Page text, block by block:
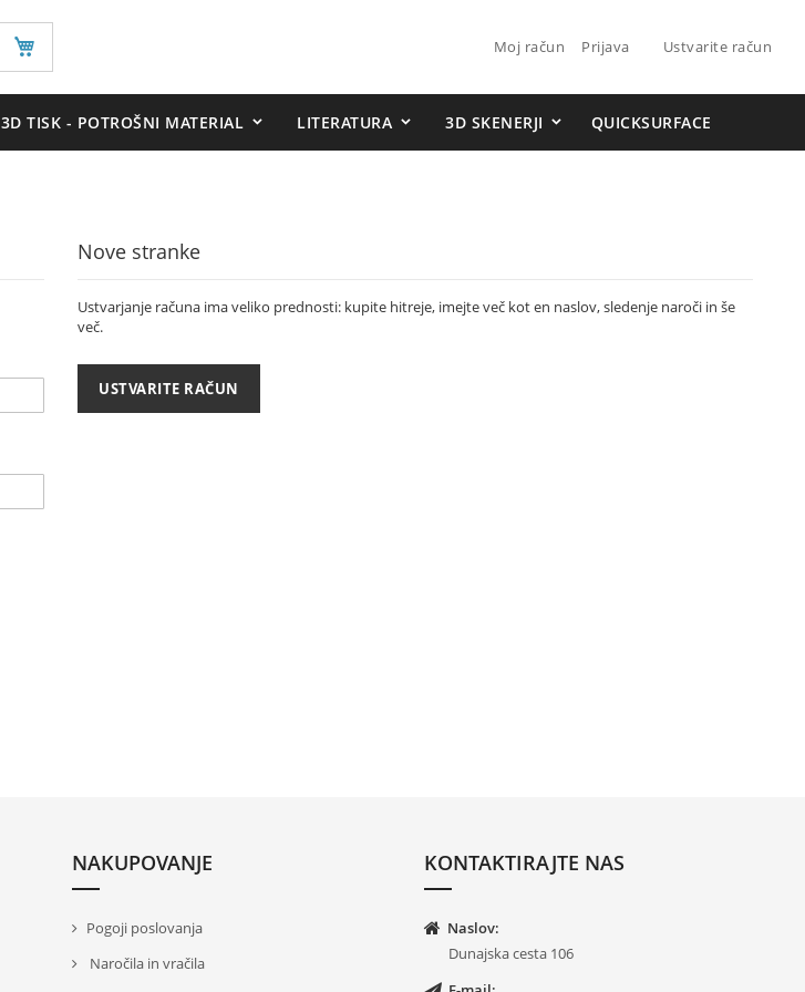
Moj račun Prijava Ustvarite račun
Preskoči
3D TISK - POTROŠNI MATERIAL LITERATURA 3D SKENERJI QUICKSURFACE
Nove stranke
Ustvarjanje računa ima veliko prednosti: kupite hitreje, imejte več kot en naslov, sledenje naroči in še
več.
USTVARITE RAČUN
NAKUPOVANJE
Pogoji poslovanja
Naročila in vračila
KONTAKTIRAJTE NAS
Naslov:
Dunajska cesta 106